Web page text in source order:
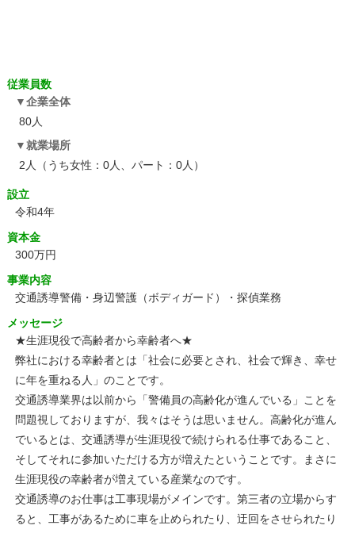
従業員数
企業全体
80人
就業場所
2人（うち女性：0人、パート：0人）
設立
令和4年
資本金
300万円
事業内容
交通誘導警備・身辺警護（ボディガード）・探偵業務
メッセージ
★生涯現役で高齢者から幸齢者へ★
弊社における幸齢者とは「社会に必要とされ、社会で輝き、幸せ
に年を重ねる人」のことです。
交通誘導業界は以前から「警備員の高齢化が進んでいる」ことを
問題視しておりますが、我々はそうは思いません。高齢化が進ん
でいるとは、交通誘導が生涯現役で続けられる仕事であること、
そしてそれに参加いただける方が増えたということです。まさに
生涯現役の幸齢者が増えている産業なのです。
交通誘導のお仕事は工事現場がメインです。第三者の立場からす
ると、工事があるために車を止められたり、迂回をさせられたり